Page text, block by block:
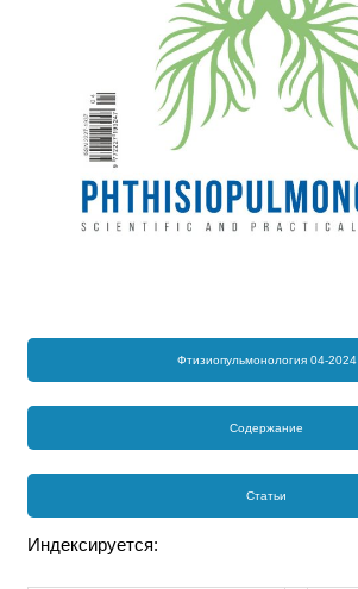
Фтизиопульмонология 04-2024
Содержание
Статьи
Индексируется: